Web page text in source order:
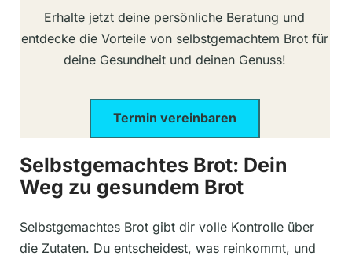
Erhalte jetzt deine persönliche Beratung und
entdecke die Vorteile von selbstgemachtem Brot für
deine Gesundheit und deinen Genuss!
Termin vereinbaren
Selbstgemachtes Brot: Dein
Weg zu gesundem Brot
Selbstgemachtes Brot gibt dir volle Kontrolle über
die Zutaten. Du entscheidest, was reinkommt, und